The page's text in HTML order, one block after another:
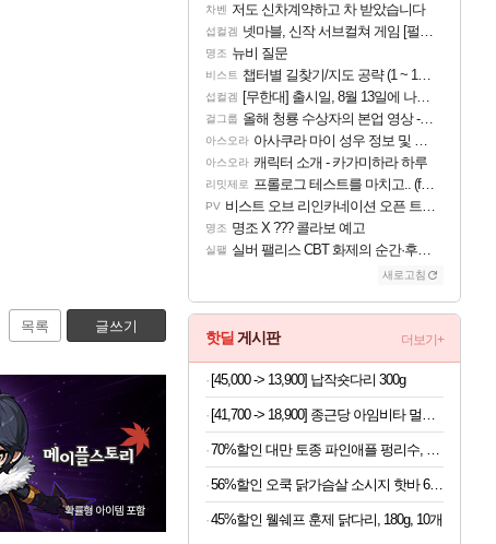
목록 글쓰기
차벤 저도 신차계약하고 차 받았습니다
섭컬겜 넷마블, 신작 서브컬쳐 게임 [펄 인 블루] 티저 사이트 오픈
명조 뉴비 질문
비스트 챕터별 길찾기/지도 공략 (1 ~ 12장)
섭컬겜 [무한대] 출시일, 8월 13일에 나오나
걸그룹 올해 청룡 수상자의 본업 영상 - 스테이씨 윤
아스오라 아사쿠라 마이 성우 정보 및 주요 필모
아스오라 캐릭터 소개 - 카가미하라 하루
리밋제로 프롤로그 테스트를 마치고.. (feat. 리아)
PV 비스트 오브 리인카네이션 오픈 트레일러
명조 명조 X ??? 콜라보 예고
실팰 실버 팰리스 CBT 화제의 순간·후기 모음
새로고침
핫딜 게시판 더보기+
[45,000 -> 13,900] 납작숏다리 300g
56%할인 오쿡 닭가슴살 소시지 핫바 6종, 70g, 12개
45%할인 웰쉐프 훈제 닭다리, 180g, 10개